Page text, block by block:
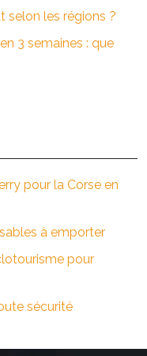
selon les régions ?
3 semaines : que
pour la Corse en
à emporter
pour
sécurité